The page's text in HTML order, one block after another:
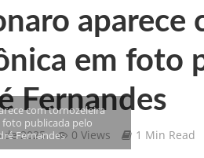
Twin lança torneio semanal
Gilberto Ribeiro celebra
Confira as vagas de
Santa Cruz da Baixa Verde é
aparece
em foto
Fernandes
2025 0 Views 1 Min Read
com tornozeleira
publicada pelo
Fernandes